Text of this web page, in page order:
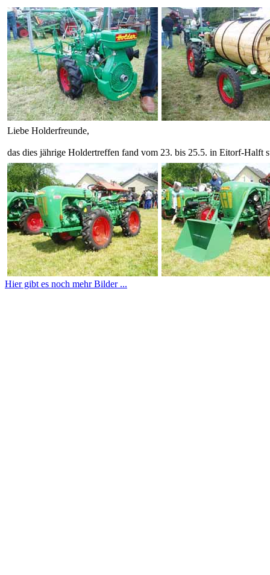
Liebe Holderfreunde,
das dies jährige Holdertreffen fand vom 23. bis 25.5. in Eitorf-Halft
Hier gibt es noch mehr Bilder ...